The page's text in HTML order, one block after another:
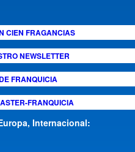
CIEN FRAGANCIAS
NEWSLETTER
FRANQUICIA
FRANQUICIA
Internacional: